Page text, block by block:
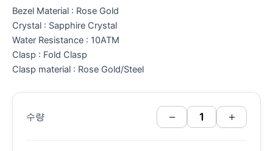
Bezel Material : Rose Gold
Crystal : Sapphire Crystal
Water Resistance : 10ATM
Clasp : Fold Clasp
Clasp material : Rose Gold/Steel
수량 − +